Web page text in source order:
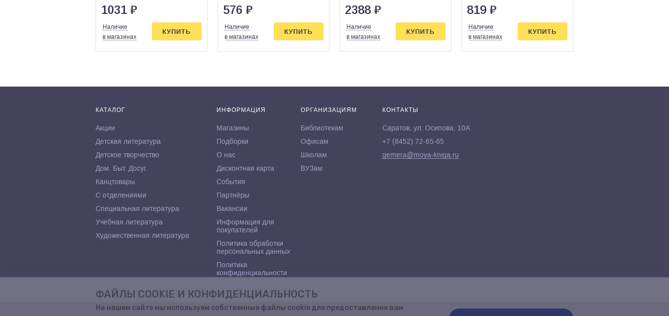
1031 ₽
Наличие
в магазинах
КУПИТЬ
576 ₽
Наличие
в магазинах
КУПИТЬ
2388 ₽
Наличие
в магазинах
КУПИТЬ
819 ₽
Наличие
в магазинах
КУПИТЬ
КАТАЛОГ
Акции
Детская литература
Детское творчество
Дом. Быт. Досуг.
Канцтовары
С отделениями
Специальная литература
Учебная литература
Художественная литература
ИНФОРМАЦИЯ
Магазины
Подборки
О нас
Дисконтная карта
События
Партнёры
Вакансии
Информация для
покупателей
Политика обработки
персональных данных
Политика
конфиденциальности
ОРГАНИЗАЦИЯМ
Библиотекам
Офисам
Школам
ВУЗам
КОНТАКТЫ
Саратов, ул. Осипова, 10А
+7 (8452) 72-65-65
gemera@moya-kniga.ru
ФАЙЛЫ COOKIE И КОНФИДЕНЦИАЛЬНОСТЬ
На нашем сайте мы используем собственные файлы cookie для предоставления вам